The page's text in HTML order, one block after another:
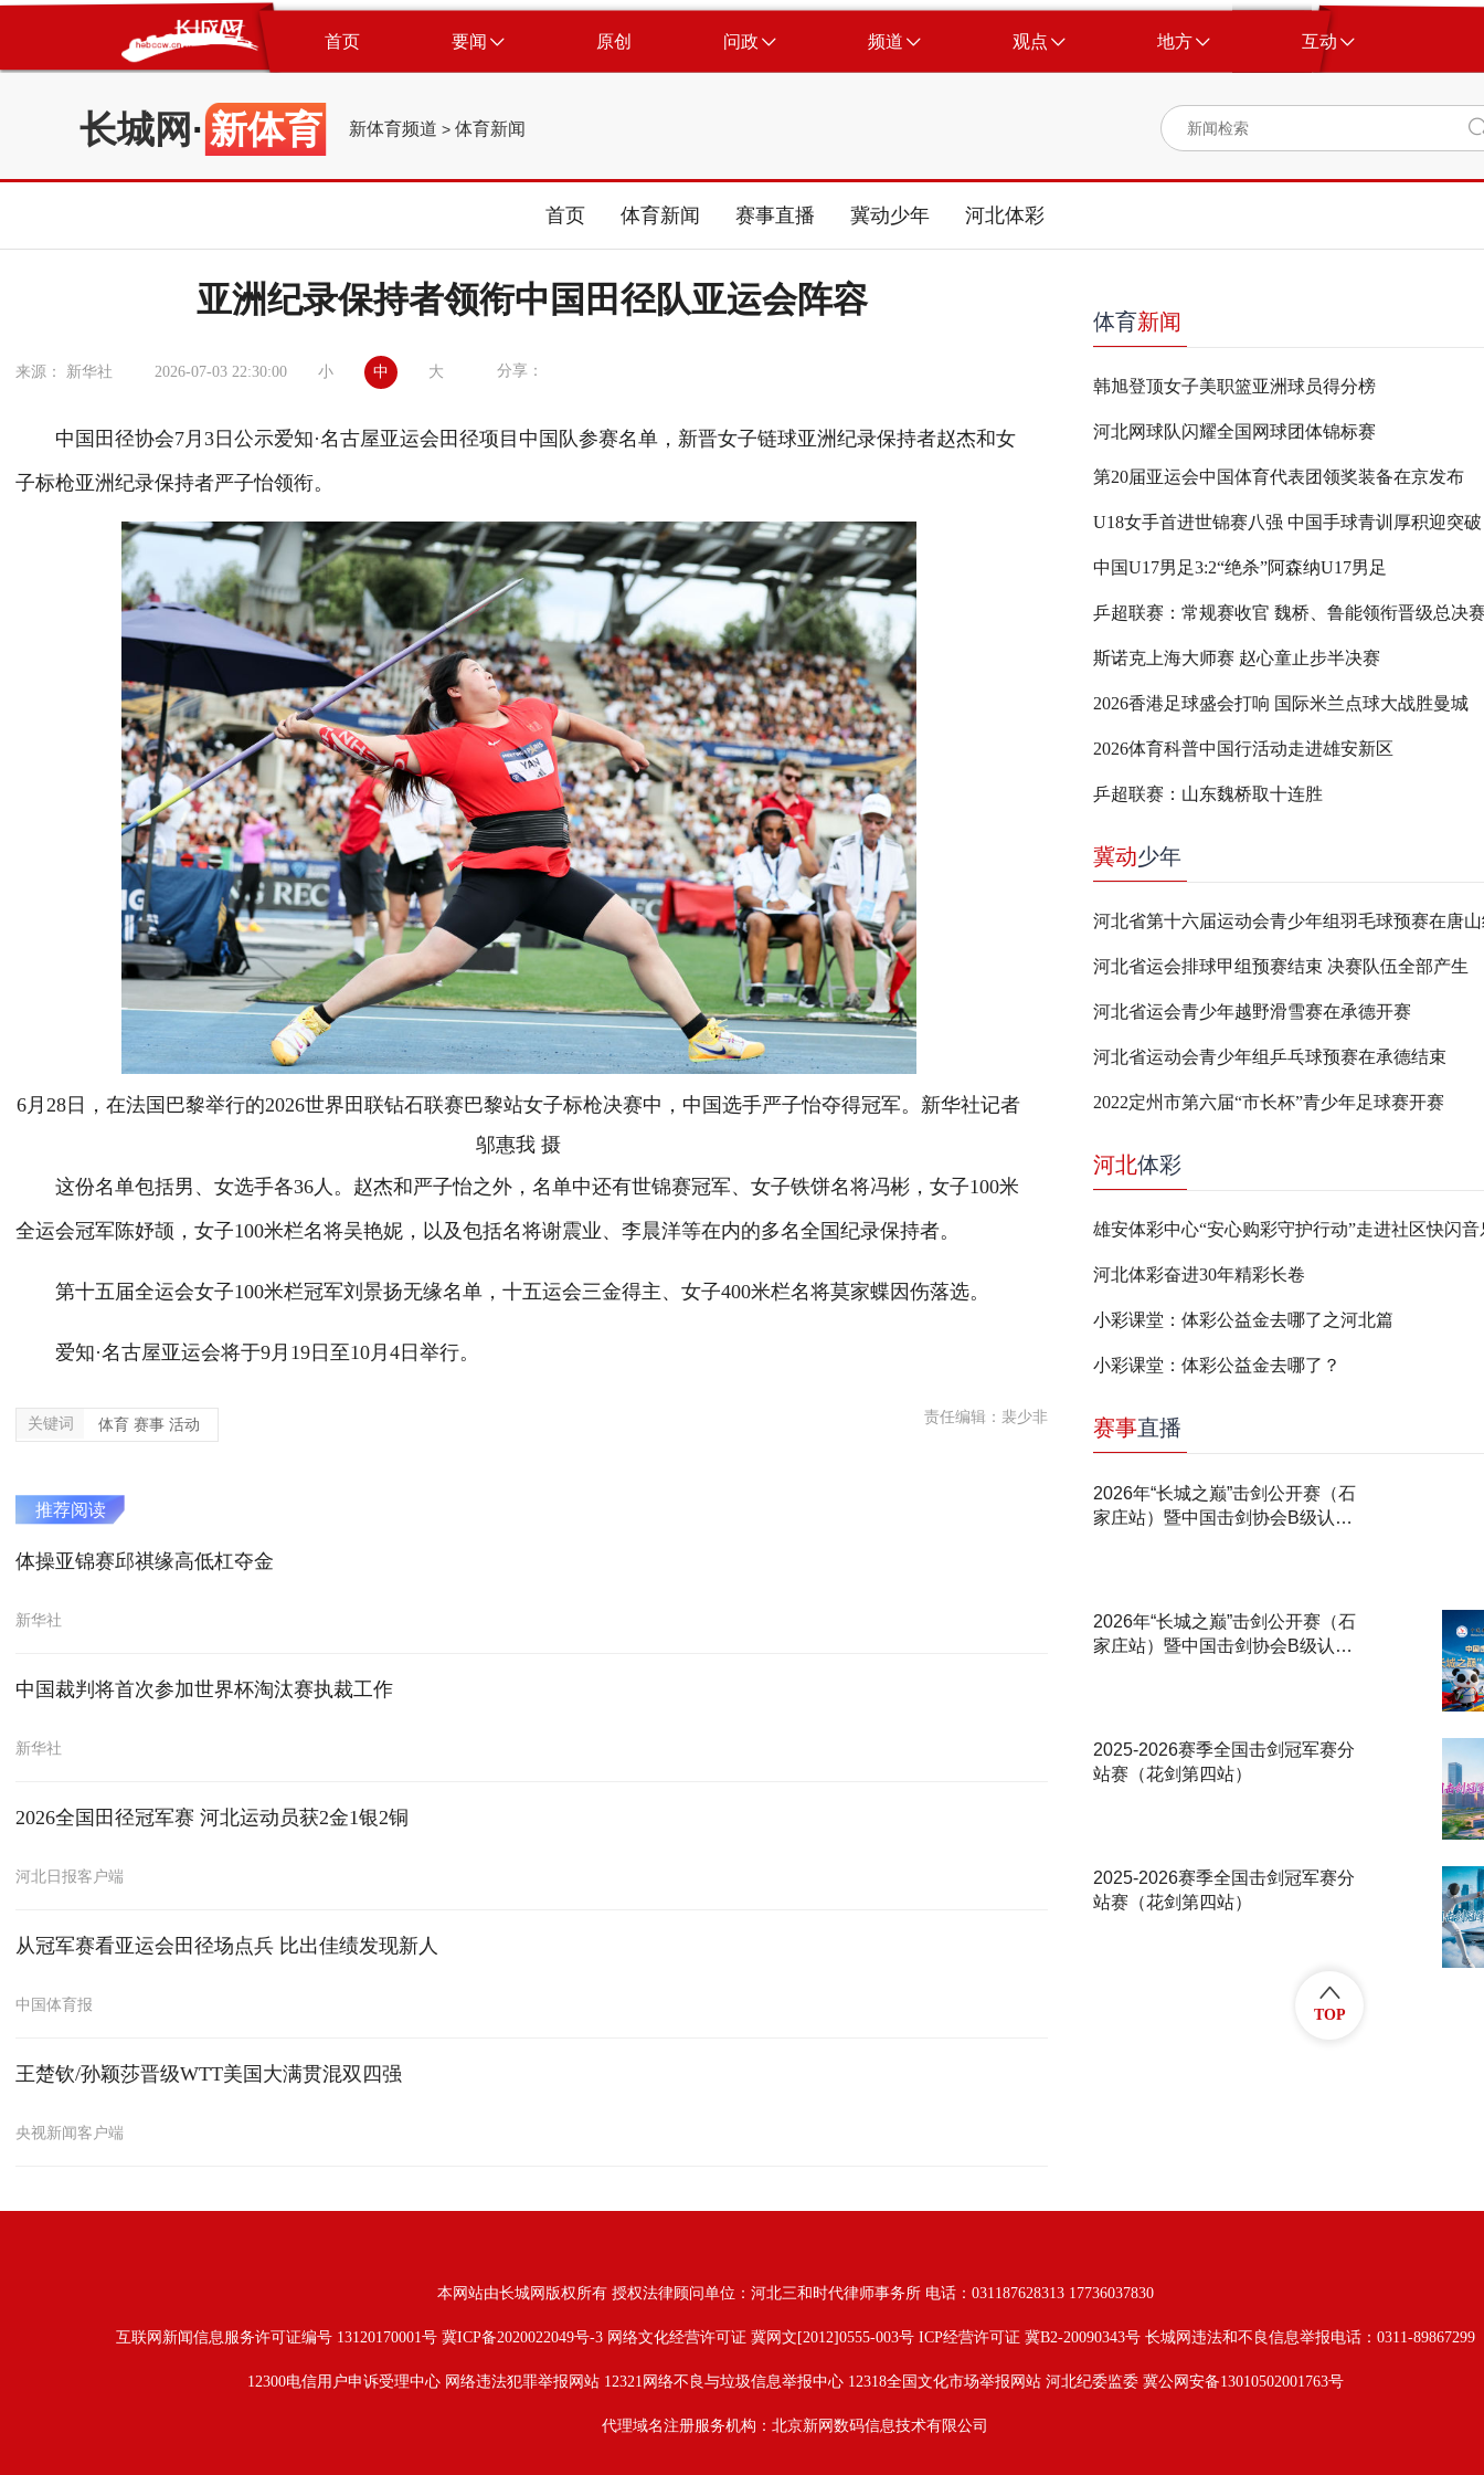
首页 要闻 原创 问政 频道 观点 地方 互动
长城网 ·新体育 新体育频道 > 体育新闻
首页 体育新闻 赛事直播 冀动少年 河北体彩
亚洲纪录保持者领衔中国田径队亚运会阵容
来源： 新华社 2026-07-03 22:30:00 小 中 大 分享：
中国田径协会7月3日公示爱知·名古屋亚运会田径项目中国队参赛名单，新晋女子链球亚洲纪录保持者赵杰和女
子标枪亚洲纪录保持者严子怡领衔。
6月28日，在法国巴黎举行的2026世界田联钻石联赛巴黎站女子标枪决赛中，中国选手严子怡夺得冠军。新华社记者
邬惠我 摄
这份名单包括男、女选手各36人。赵杰和严子怡之外，名单中还有世锦赛冠军、女子铁饼名将冯彬，女子100米
全运会冠军陈妤颉，女子100米栏名将吴艳妮，以及包括名将谢震业、李晨洋等在内的多名全国纪录保持者。
第十五届全运会女子100米栏冠军刘景扬无缘名单，十五运会三金得主、女子400米栏名将莫家蝶因伤落选。
爱知·名古屋亚运会将于9月19日至10月4日举行。
关键词 体育 赛事 活动 责任编辑：裴少非
推荐阅读
体操亚锦赛邱祺缘高低杠夺金
新华社
中国裁判将首次参加世界杯淘汰赛执裁工作
新华社
2026全国田径冠军赛 河北运动员获2金1银2铜
河北日报客户端
从冠军赛看亚运会田径场点兵 比出佳绩发现新人
中国体育报
王楚钦/孙颖莎晋级WTT美国大满贯混双四强
央视新闻客户端
体育新闻
韩旭登顶女子美职篮亚洲球员得分榜
河北网球队闪耀全国网球团体锦标赛
第20届亚运会中国体育代表团领奖装备在京发布
U18女手首进世锦赛八强 中国手球青训厚积迎突破
中国U17男足3:2“绝杀”阿森纳U17男足
乒超联赛：常规赛收官 魏桥、鲁能领衔晋级总决
斯诺克上海大师赛 赵心童止步半决赛
2026香港足球盛会打响 国际米兰点球大战胜曼城
2026体育科普中国行活动走进雄安新区
乒超联赛：山东魏桥取十连胜
冀动少年
河北省第十六届运动会青少年组羽毛球预赛在唐
河北省运会排球甲组预赛结束 决赛队伍全部产生
河北省运会青少年越野滑雪赛在承德开赛
河北省运动会青少年组乒乓球预赛在承德结束
2022定州市第六届“市长杯”青少年足球赛开赛
河北体彩
雄安体彩中心“安心购彩守护行动”走进社区快闪音
河北体彩奋进30年精彩长卷
小彩课堂：体彩公益金去哪了之河北篇
小彩课堂：体彩公益金去哪了？
赛事直播
2026年“长城之巅”击剑公开赛（石
家庄站）暨中国击剑协会B级认证
2026年“长城之巅”击剑公开赛（石
家庄站）暨中国击剑协会B级认证
2025-2026赛季全国击剑冠军赛分
站赛（花剑第四站）
2025-2026赛季全国击剑冠军赛分
站赛（花剑第四站）
本网站由长城网版权所有 授权法律顾问单位：河北三和时代律师事务所 电话：031187628313 17736037830
互联网新闻信息服务许可证编号 13120170001号 冀ICP备2020022049号-3网络文化经营许可证 冀网文[2012]0555-003号 ICP经营许可证 冀B2-20090343号 长城网违法和不良信息举报电话：0311-89867299
12300电信用户申诉受理中心 网络违法犯罪举报网站 12321网络不良与垃圾信息举报中心 12318全国文化市场举报网站 河北纪委监委 冀公网安备13010502001763号
代理域名注册服务机构：北京新网数码信息技术有限公司
TOP